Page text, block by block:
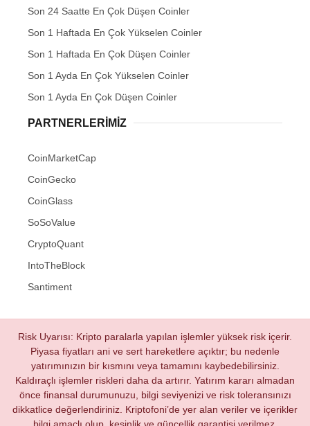
Son 24 Saatte En Çok Düşen Coinler
Son 1 Haftada En Çok Yükselen Coinler
Son 1 Haftada En Çok Düşen Coinler
Son 1 Ayda En Çok Yükselen Coinler
Son 1 Ayda En Çok Düşen Coinler
PARTNERLERIMIZ
CoinMarketCap
CoinGecko
CoinGlass
SoSoValue
CryptoQuant
IntoTheBlock
Santiment
Risk Uyarısı: Kripto paralarla yapılan işlemler yüksek risk içerir.
Piyasa fiyatları ani ve sert hareketlere açıktır; bu nedenle
yatırımınızın bir kısmını veya tamamını kaybedebilirsiniz.
Kaldıraçlı işlemler riskleri daha da artırır. Yatırım kararı almadan
önce finansal durumunuzu, bilgi seviyenizi ve risk toleransınızı
dikkatlice değerlendiriniz. Kriptofoni’de yer alan veriler ve içerikler